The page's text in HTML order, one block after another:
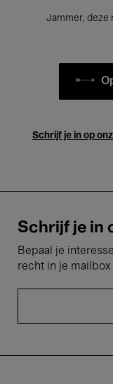
Jammer, deze
Schrijf je in op
Schrijf je in
Bepaal je
recht in je mailbox